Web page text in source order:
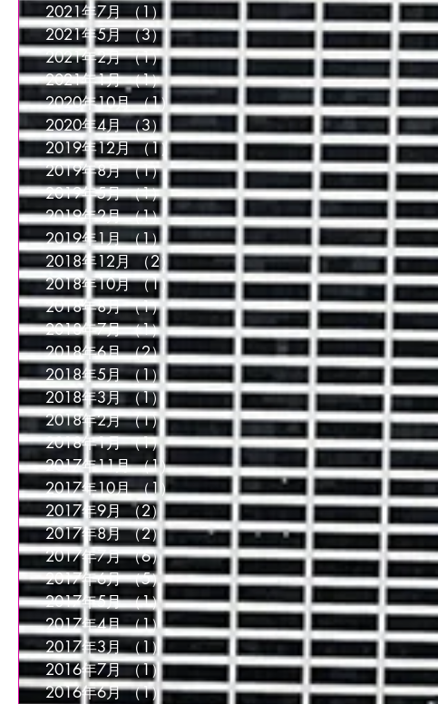
2021年7月 （1）
1件の記事
2021年5月 （3）3件の記事
2021年2月 （1）1件の記事
2021年1月 （1）1件の記事
2020年10月 （1）1件の記事
2020年4月 （3） 3件の記事
2019年12月 （1）1件の記事
2019年8月 （1）1件の記事
2019年5月 （1）1件の記事
2019年2月 （1）1件の記事
2019年1月 （1）1件の記事
2018年12月 （2）2件の記事
2018年10月 （1）1件の記事
2018年8月 （1）1件の記事
2018年7月 （1）1件の記事
2018年6月 （2）2件の記事
2018年5月 （1） 1件の記事
2018年3月 （1）1件の記事
2018年2月 （1）1件の記事
2018年1月 （1）1件の記事
2017年11月 （1）1件の記事
2017年10月 （1）1件の記事
2017年9月 （2）2件の記事
2017年8月 （2）2件の記事
2017年7月 （6）6件の記事
2017年6月 （5）5件の記事
2017年5月 （1）1件の記事
2017年4月 （1）1件の記事
2017年3月 （1） 1件の記事
2016年7月 （1）1件の記事
2016年6月 （1）1件の記事